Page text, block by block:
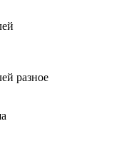
разное